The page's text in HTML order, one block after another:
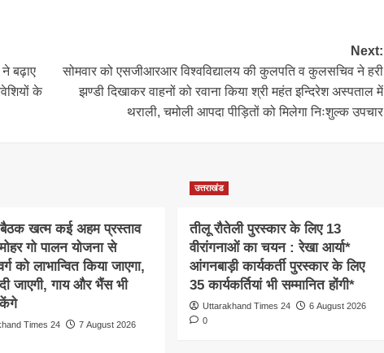
बढ़ाए
के
Next:
सोमवार को एसजीआरआर विश्वविद्यालय की कुलपति व कुलसचिव ने हरी
झण्डी दिखाकर वाहनों को रवाना किया श्री महंत इन्दिरेश अस्पताल में
थराली, चमोली आपदा पीड़ितों को मिलेगा निःशुल्क उपचार
खत्म कई अहम प्रस्ताव
गो पालन योजना से
को लाभान्वित किया जाएगा,
जाएगी, गाय और भैंस भी
Times 24
7 August 2026
उत्तराखंड
तीलू रौतेली पुरस्कार के लिए 13
वीरांगनाओं का चयन : रेखा आर्या*
आंगनबाड़ी कार्यकर्ती पुरस्कार के लिए
35 कार्यकर्तियां भी सम्मानित होंगी*
Uttarakhand Times 24
6 August 2026
0